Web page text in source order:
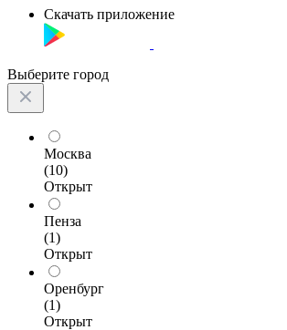
Скачать приложение
Выберите город
Москва
(10)
Открыт
Пенза
(1)
Открыт
Оренбург
(1)
Открыт